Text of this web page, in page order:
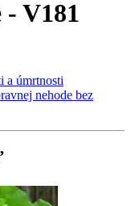
- V181
a úmrtnosti
nehode bez